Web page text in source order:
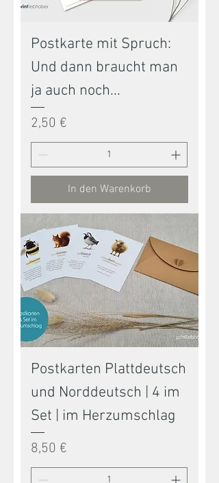
Postkarte mit Spruch:
Und dann braucht man
ja auch noch...
Preis
2,50 €
In den Warenkorb
Postkarten Plattdeutsch
und Norddeutsch | 4 im
Set | im Herzumschlag
Preis
8,50 €